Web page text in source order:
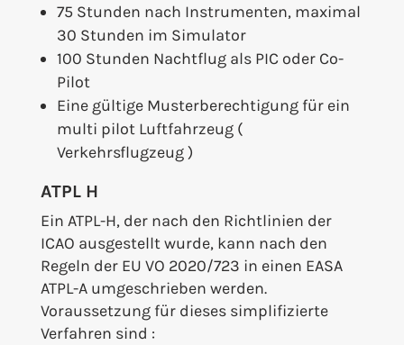
75 Stunden nach Instrumenten, maximal
30 Stunden im Simulator
100 Stunden Nachtflug als PIC oder Co-
Pilot
Eine gültige Musterberechtigung für ein
multi pilot Luftfahrzeug (
Verkehrsflugzeug )
ATPL H
Ein ATPL-H, der nach den Richtlinien der
ICAO ausgestellt wurde, kann nach den
Regeln der EU VO 2020/723 in einen EASA
ATPL-A umgeschrieben werden.
Voraussetzung für dieses simplifizierte
Verfahren sind :